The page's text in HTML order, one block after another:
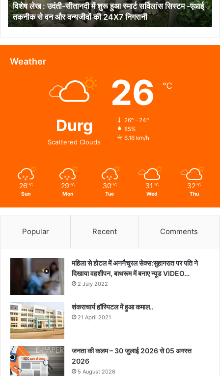
स्मार्ट
सर्विलांस
सिस्टम
-एआई
तकनीक
से
विशेष लेख : उदंती-सीतानदी में शुरू हुआ स्मार्ट सर्विलांस सिस्टम -एआई
तकनीक से वन और वन्यजीवों की 24X7 निगरानी
Weather
Durg
Scattered Clouds
26 ℃
26º - 24º
85%
6.16 km/h
26 ℃
Sun
29 ℃
Mon
30 ℃
Tue
31 ℃
Wed
32 ℃
Thu
Popular Recent Comments
महिला से होटल में अननैचुरल सेक्स:सुहागरात पर पति ने
दिखाया वहशीपन, बाथरूम में बनाए न्यूड VIDEO…
2 July 2022
शंकराचार्य हॉस्पिटल में हुआ कमाल..
21 April 2021
जनता की कलम – 30 जुलाई 2026 से 05 अगस्त
2026
5 August 2026